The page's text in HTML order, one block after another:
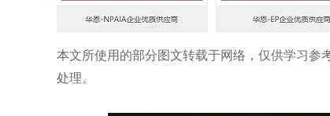
本文所使用的部分图文转载于网络，仅供学习参
处理。